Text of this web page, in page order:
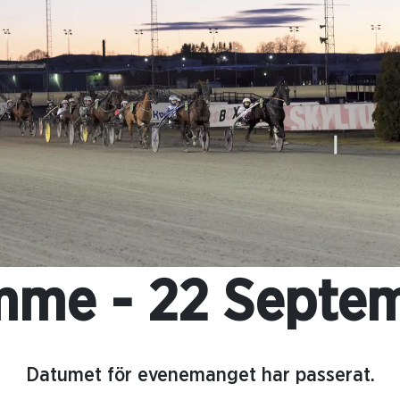
- 22
Datumet för evenemanget har passerat.